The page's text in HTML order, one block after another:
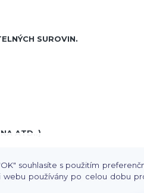
souhlasíte s použitím
používány po celou dobu
SUROVIN.
ATD..)
OBKLADY, FÓLIE, KOV A